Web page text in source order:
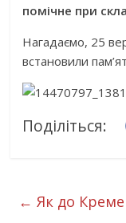
помічне при
Нагадаємо, 25
встановили
Поділіться:
← Як до